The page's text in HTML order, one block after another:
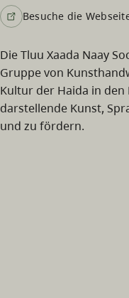
Besuche die
Die Tluu Xaada Naay
Gruppe von
Kultur der Haida in
darstellende Kunst,
und zu fördern.